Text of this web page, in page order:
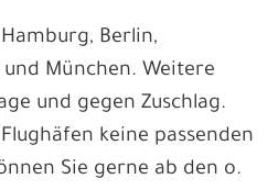
Berlin,
München. Weitere
und gegen Zuschlag.
keine passenden
Sie gerne ab den o.